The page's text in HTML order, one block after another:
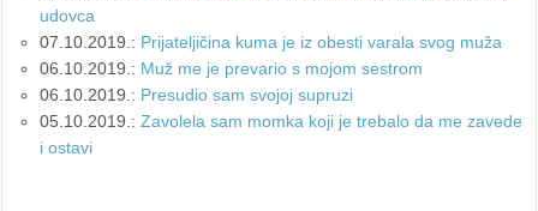
udovca
07.10.2019.: Prijateljičina kuma je iz obesti varala svog muža
06.10.2019.: Muž me je prevario s mojom sestrom
06.10.2019.: Presudio sam svojoj supruzi
05.10.2019.:Zavolela sam momka koji je trebalo da me zavede
i ostavi